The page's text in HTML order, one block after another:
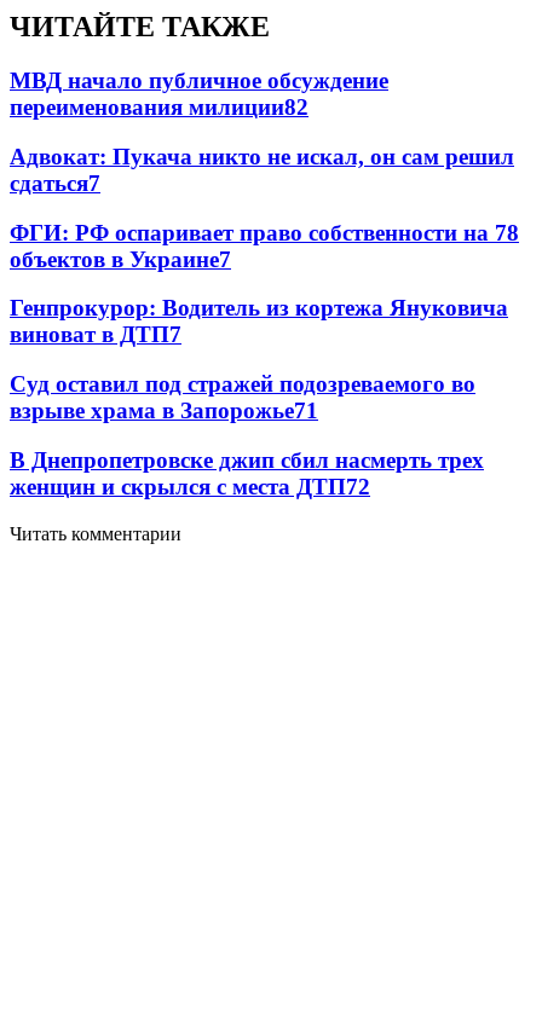
ЧИТАЙТЕ ТАКЖЕ
МВД начало публичное обсуждение
переименования милиции82
Адвокат: Пукача никто не искал, он сам решил
сдаться7
ФГИ: РФ оспаривает право собственности на 78
объектов в Украине7
Генпрокурор: Водитель из кортежа Януковича
виноват в ДТП7
Суд оставил под стражей подозреваемого во
взрыве храма в Запорожье71
В Днепропетровске джип сбил насмерть трех
женщин и скрылся с места ДТП72
Читать комментарии